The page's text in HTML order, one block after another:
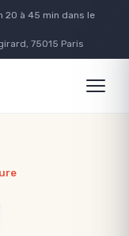
20 à 45 min dans le
75015 Paris